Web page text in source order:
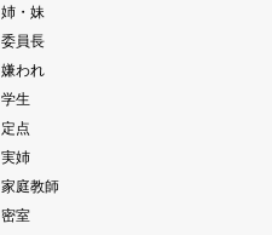
姉・妹
委員長
嫌われ
学生
定点
実姉
家庭教師
密室